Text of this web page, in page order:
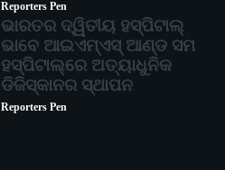
Reporters Pen
ଭାରତର ଦ୍ୱିତୀୟ ହସ୍ପିଟାଲ୍
ଭାବେ ଆଇଏମ୍‌ଏସ୍ ଆଣ୍ଡ ସମ
ହସ୍ପିଟାଲ୍‌ରେ ଅତ୍ୟାଧୁନିକ
ଡିଜିସ୍କାନର ସ୍ଥାପନ
Reporters Pen